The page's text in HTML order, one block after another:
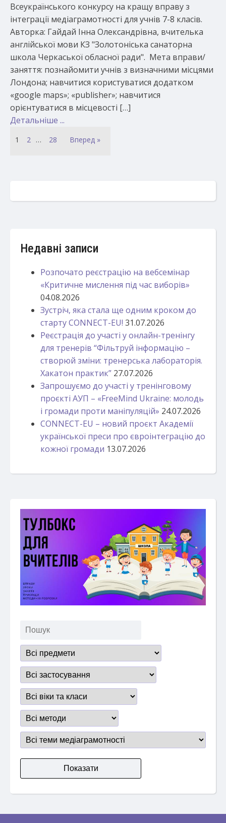
Всеукраїнського конкурсу на кращу вправу з
інтеграції медіаграмотності для учнів 7-8 класів.
Авторка: Гайдай Інна Олександрівна, вчителька
англійської мови КЗ "Золотоніська санаторна
школа Черкаської обласної ради". Мета вправи/
заняття: познайомити учнів з визначними місцями
Лондона; навчитися користуватися додатком
«google maps»; «publisher»; навчитися
орієнтуватися в місцевості […]
Детальніше ...
1 2 … 28 Вперед »
Недавні записи
Розпочато реєстрацію на вебсемінар
«Критичне мислення під час виборів»
04.08.2026
Зустріч, яка стала ще одним кроком до
старту CONNECT-EU! 31.07.2026
Реєстрація до участі у онлайн-тренінгу
для тренерів “Фільтруй інформацію –
створюй зміни: тренерська лабораторія.
Хакатон практик” 27.07.2026
Запрошуємо до участі у тренінговому
проєкті АУП – «FreeMind Ukraine: молодь
і громади проти маніпуляцій» 24.07.2026
CONNECT-EU – новий проєкт Академії
української преси про євроінтеграцію до
кожної громади 13.07.2026